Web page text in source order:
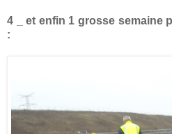
4 _ et enfin 1 grosse semaine
: